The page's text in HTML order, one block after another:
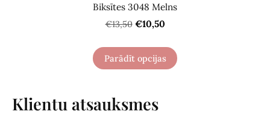
Biksītes 3048 Melns
€13,50 €10,50
Parādīt opcijas
Klientu atsauksmes